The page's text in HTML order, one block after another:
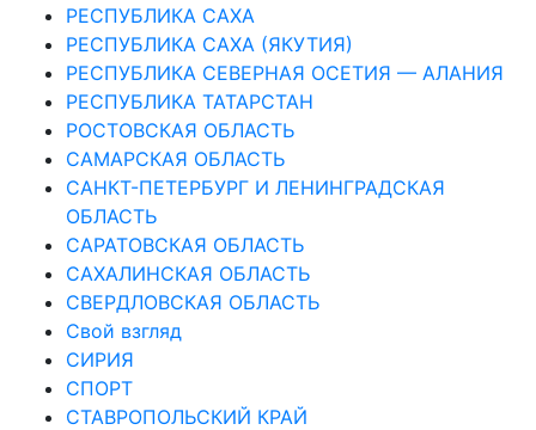
РЕСПУБЛИКА САХА
РЕСПУБЛИКА САХА (ЯКУТИЯ)
РЕСПУБЛИКА СЕВЕРНАЯ ОСЕТИЯ — АЛАНИЯ
РЕСПУБЛИКА ТАТАРСТАН
РОСТОВСКАЯ ОБЛАСТЬ
САМАРСКАЯ ОБЛАСТЬ
САНКТ-ПЕТЕРБУРГ И ЛЕНИНГРАДСКАЯ
ОБЛАСТЬ
САРАТОВСКАЯ ОБЛАСТЬ
САХАЛИНСКАЯ ОБЛАСТЬ
СВЕРДЛОВСКАЯ ОБЛАСТЬ
Свой взгляд
СИРИЯ
СПОРТ
СТАВРОПОЛЬСКИЙ КРАЙ